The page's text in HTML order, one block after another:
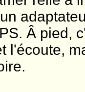
Â pied,
l'écoute,